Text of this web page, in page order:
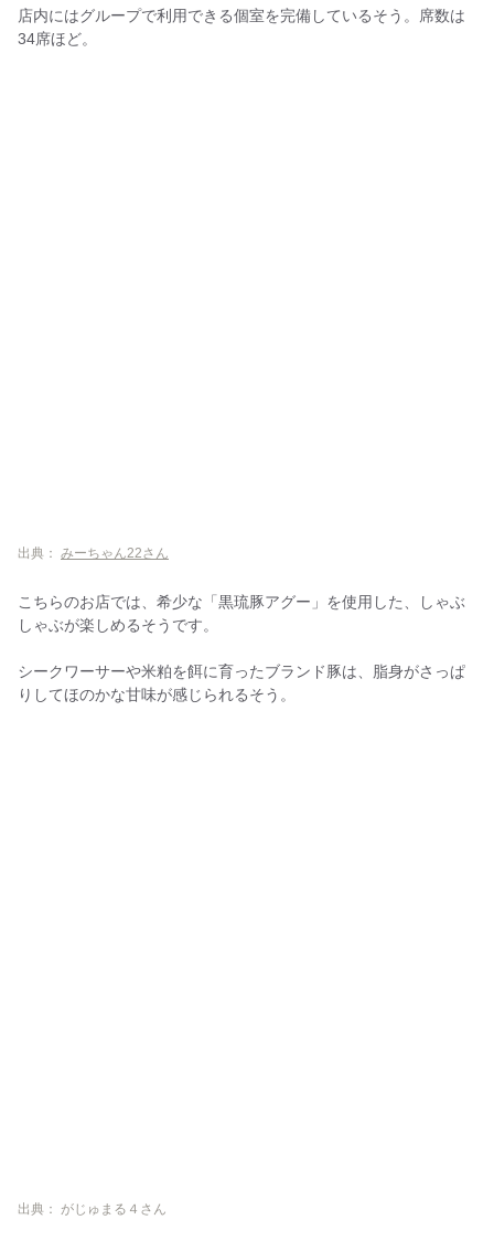
店内にはグループで利用できる個室を完備しているそう。席数は
34席ほど。
出典： みーちゃん22さん
こちらのお店では、希少な「黒琉豚アグー」を使用した、しゃぶ
しゃぶが楽しめるそうです。
シークワーサーや米粕を餌に育ったブランド豚は、脂身がさっぱ
りしてほのかな甘味が感じられるそう。
出典： がじゅまる４さん